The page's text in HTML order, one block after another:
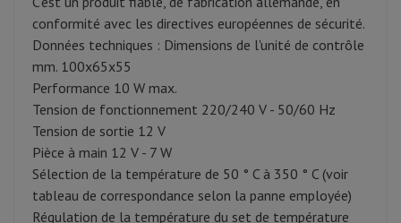
conformité avec les directives européennes de sécurité.
Données techniques : Dimensions de l'unité de contrôle
mm. 100x65x55
Performance 10 W max.
Tension de fonctionnement 220/240 V - 50/60 Hz
Tension de sortie 12 V
Pièce à main 12 V - 7 W
Sélection de la température de 50 ° C à 350 ° C (voir
tableau de correspondance selon la panne employée)
Régulation de la température du set de température